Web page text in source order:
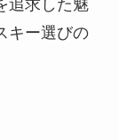
追求した魅
キー選びの